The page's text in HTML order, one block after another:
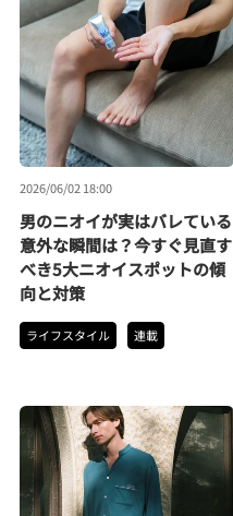
2026/06/02 18:00
男のニオイが実はバレている
意外な瞬間は？今すぐ見直す
べき5大ニオイスポットの傾
向と対策
ライフスタイル 連載